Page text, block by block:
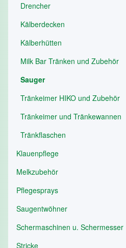
Drencher
Kälberdecken
Kälberhütten
Milk Bar Tränken und Zubehör
Sauger
Tränkeimer HIKO und Zubehör
Tränkeimer und Tränkewannen
Tränkflaschen
Klauenpflege
Melkzubehör
Pflegesprays
Saugentwöhner
Schermaschinen u. Schermesser
Stricke